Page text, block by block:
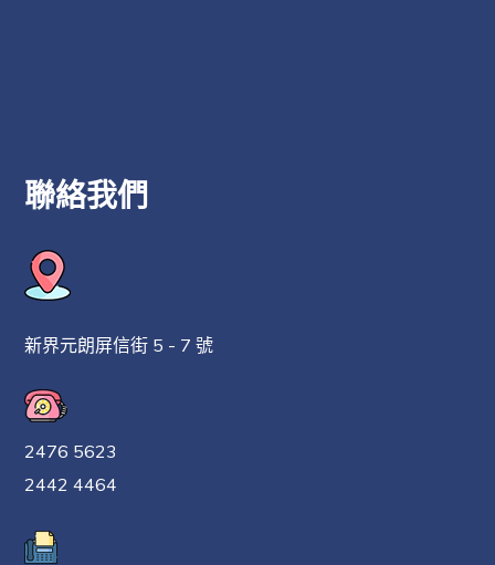
聯絡我們
新界元朗屏信街 5 - 7 號
2476 5623
2442 4464